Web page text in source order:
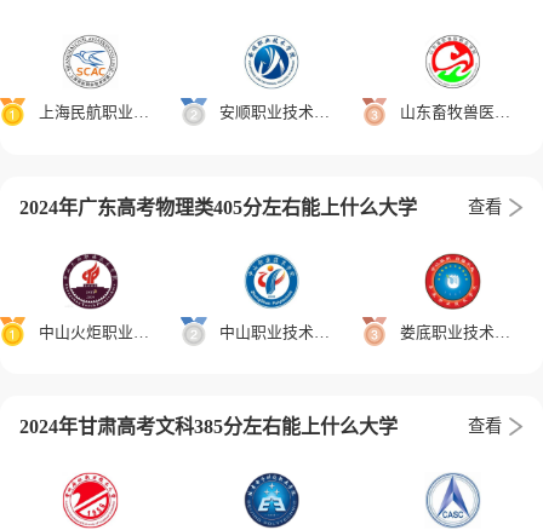
上海民航职业技术学院 安顺职业技术学院 山东畜牧兽医职业学院
2024年广东高考物理类405分左右能上什么大学 查看
中山火炬职业技术学院 中山职业技术学院 娄底职业技术学院
2024年甘肃高考文科385分左右能上什么大学 查看